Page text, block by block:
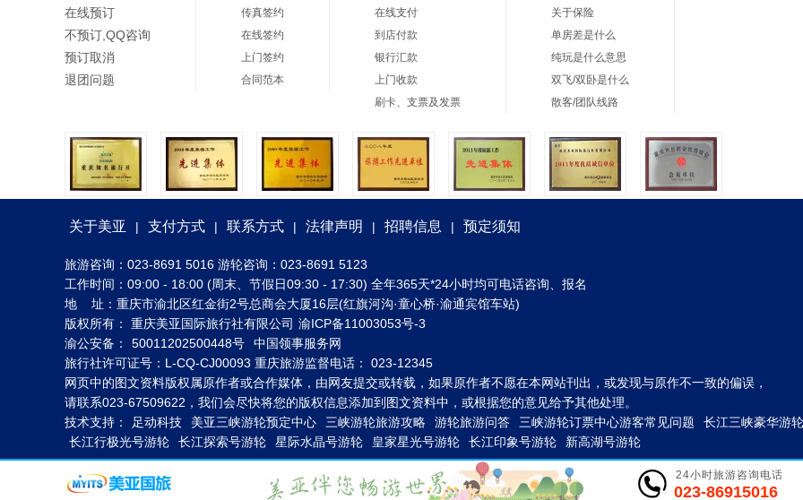
在线预订
不预订,QQ咨询
预订取消
退团问题
传真签约
在线签约
上门签约
合同范本
在线支付
到店付款
银行汇款
上门收款
刷卡、支票及发票
关于保险
单房差是什么
纯玩是什么意思
双飞/双卧是什么
散客/团队线路
关于美亚 | 支付方式 | 联系方式 | 法律声明 | 招聘信息 | 预定须知
旅游咨询：023-8691 5016 游轮咨询：023-8691 5123
工作时间：09:00 - 18:00 (周末、节假日09:30 - 17:30) 全年365天*24小时均可电话咨询、报名
地 址：重庆市渝北区红金街2号总商会大厦16层(红旗河沟·童心桥·渝通宾馆车站)
版权所有： 重庆美亚国际旅行社有限公司 渝ICP备11003053号-3
渝公安备：
50011202500448号
中国领事服务网
旅行社许可证号：L-CQ-CJ00093 重庆旅游监督电话： 023-12345
网页中的图文资料版权属原作者或合作媒体，由网友提交或转载，如果原作者不愿在本网站刊出，或发现与原作不一致的偏误，
请联系023-67509622，我们会尽快将您的版权信息添加到图文资料中，或根据您的意见给予其他处理。
技术支持：
足动科技 美亚三峡游轮预定中心 三峡游轮旅游攻略 游轮旅游问答 三峡游轮订票中心游客常见问题 长江三峡豪华游轮
长江行极光号游轮
长江探索号游轮 星际水晶号游轮 皇家星光号游轮 长江印象号游轮 新高湖号游轮
24小时旅游咨询电话
023-86915016